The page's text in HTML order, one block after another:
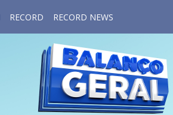
RECORD RECORD NEWS